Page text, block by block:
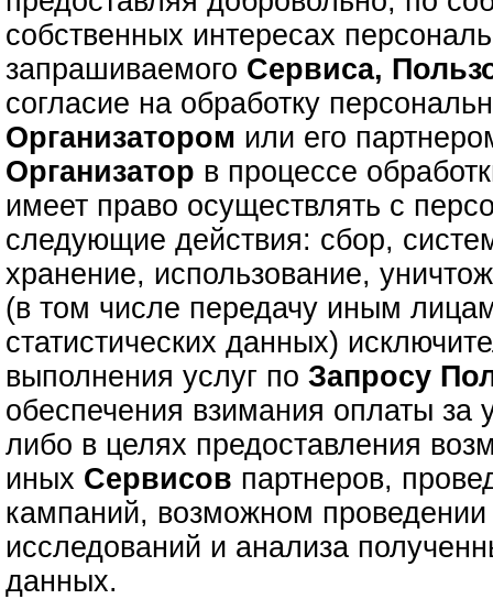
собственных интересах
запрашиваемого Сервиса,
согласие на обработку
Организатором или его
Организатор в процессе
имеет право осуществлять с
следующие действия: сбор,
хранение, использование,
(в том числе передачу иным
статистических данных)
выполнения услуг поЗапросу
обеспечения взимания оплаты за
либо в целях предоставления
иных Сервисов партнеров,
кампаний, возможном проведении
исследований и анализа
данных.